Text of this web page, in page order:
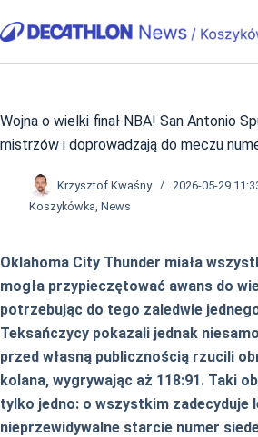
do
Wojna o wielki finał NBA! San Antonio
mistrzów i doprowadzają do meczu
Krzysztof Kwaśny
2026-05-29
Koszykówka, News
Oklahoma City Thunder miała
mogła przypieczętować awans do
potrzebując do tego zaledwie
Teksańczycy pokazali jednak
przed własną publicznością rzucili
kolana, wygrywając aż 118:91. Taki
tylko jedno: o wszystkim zadecyduje
nieprzewidywalne starcie numer